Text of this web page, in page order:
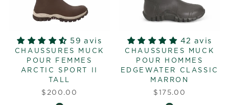
59 avis
CHAUSSURES MUCK
POUR FEMMES
ARCTIC SPORT II
TALL
$200.00
42 avis
CHAUSSURES MUCK
POUR HOMMES
EDGEWATER CLASSIC
MARRON
$175.00